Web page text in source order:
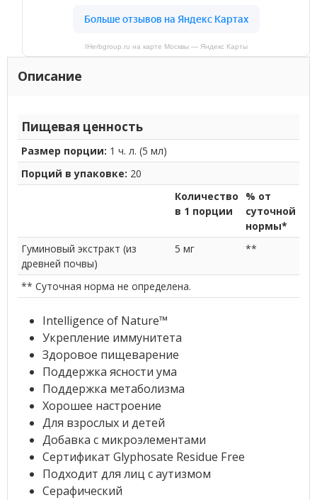
IHerbgroup.ru на карте Москвы — Яндекс Карты
Описание
Пищевая ценность
Размер порции: 1 ч. л. (5 мл)
Порций в упаковке: 20
Количество
в 1 порции
% от
суточной
нормы*
Гуминовый экстракт (из
древней почвы)
5 мг **
** Суточная норма не определена.
Intelligence of Nature™
Укрепление иммунитета
Здоровое пищеварение
Поддержка ясности ума
Поддержка метаболизма
Хорошее настроение
Для взрослых и детей
Добавка с микроэлементами
Сертификат Glyphosate Residue Free
Подходит для лиц с аутизмом
Серафический